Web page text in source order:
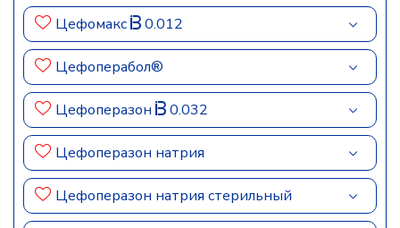
Цефомакс 0.012
Цефоперабол®
Цефоперазон 0.032
Цефоперазон натрия
Цефоперазон натрия стерильный